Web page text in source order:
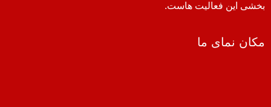
بخشی این فعالیت هاست.
مکان نمای ما